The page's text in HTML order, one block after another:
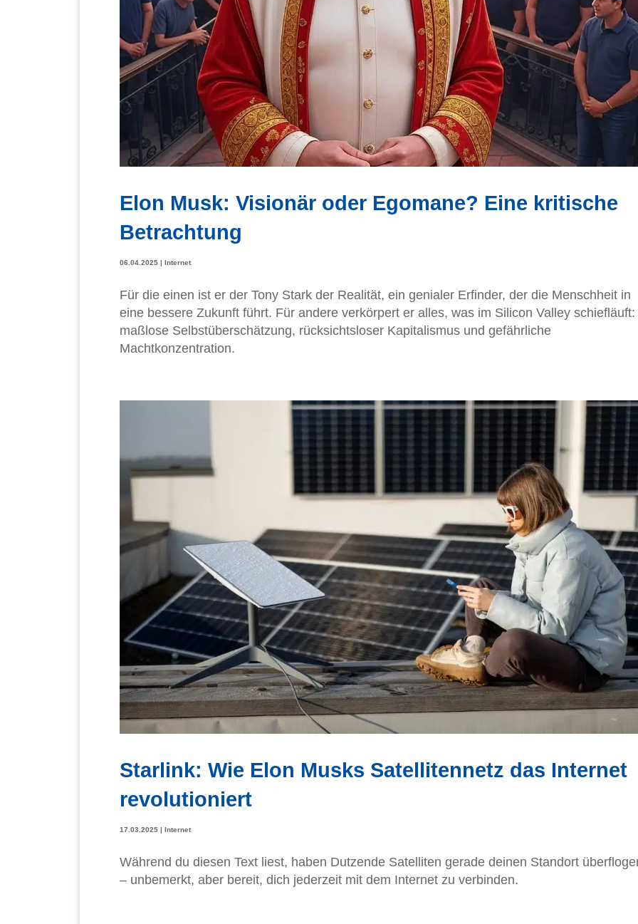
Elon Musk: Visionär oder Egomane? Eine kritische
Betrachtung
06.04.2025 | Internet
Für die einen ist er der Tony Stark der Realität, ein genialer Erfinder, der die Menschheit in
eine bessere Zukunft führt. Für andere verkörpert er alles, was im Silicon Valley schiefläuft:
maßlose Selbstüberschätzung, rücksichtsloser Kapitalismus und gefährliche
Machtkonzentration.
Starlink: Wie Elon Musks Satellitennetz das Internet
revolutioniert
17.03.2025 | Internet
Während du diesen Text liest, haben Dutzende Satelliten gerade deinen Standort
– unbemerkt, aber bereit, dich jederzeit mit dem Internet zu verbinden.